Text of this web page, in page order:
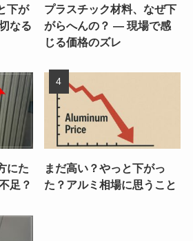
下が
なる
プラスチック材料、なぜ下
がらへんの？ ― 現場で感
じる価格のズレ
にた
足？
まだ高い？やっと下がっ
た？アルミ相場に思うこと